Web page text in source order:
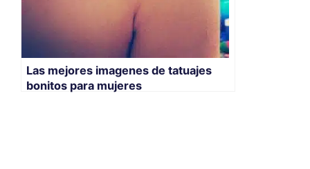
Las mejores imagenes de tatuajes
bonitos para mujeres